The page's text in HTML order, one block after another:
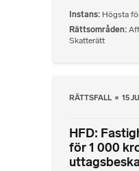
Instans Högsta
Rättsområden
Skatterätt
RÄTTSFALL 15
HFD:
för 1 000